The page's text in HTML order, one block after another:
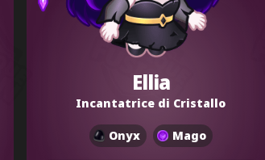
Ellia
Incantatrice di Cristallo
Onyx Mago